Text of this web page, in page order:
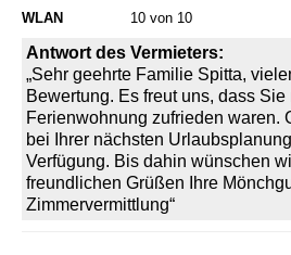
WLAN
10 von 10
Antwort des Vermieters:
„Sehr geehrte Familie Spitta,
Bewertung. Es freut uns, dass Sie
Ferienwohnung zufrieden waren.
bei Ihrer nächsten
Verfügung. Bis dahin wünschen
freundlichen Grüßen Ihre
Zimmervermittlung“